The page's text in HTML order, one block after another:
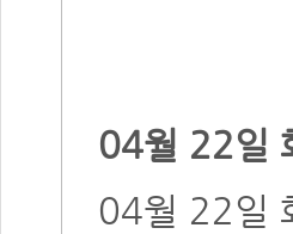
04월 22일
04월 22일